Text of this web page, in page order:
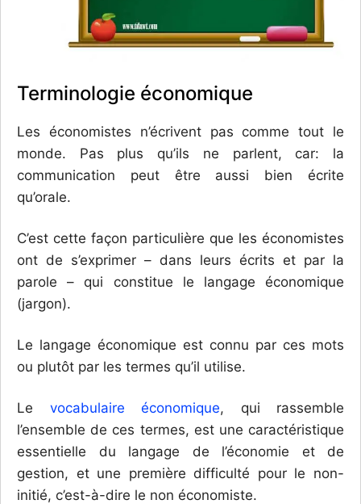
Terminologie économique
Les économistes n’écrivent pas comme tout le
monde. Pas plus qu’ils ne parlent, car: la
communication peut être aussi bien écrite
qu’orale.
C’est cette façon particulière que les économistes
ont de s’exprimer – dans leurs écrits et par la
parole – qui constitue le langage économique
(jargon).
Le langage économique est connu par ces mots
ou plutôt par les termes qu’il utilise.
Le vocabulaire économique, qui rassemble
l’ensemble de ces termes, est une caractéristique
essentielle du langage de l’économie et de
gestion, et une première difficulté pour le non-
initié, c’est-à-dire le non économiste.